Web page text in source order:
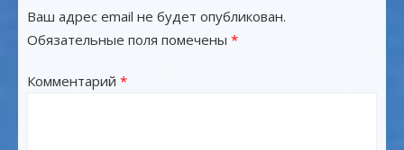
Ваш адрес email не будет опубликован.
Обязательные поля помечены *
Комментарий *